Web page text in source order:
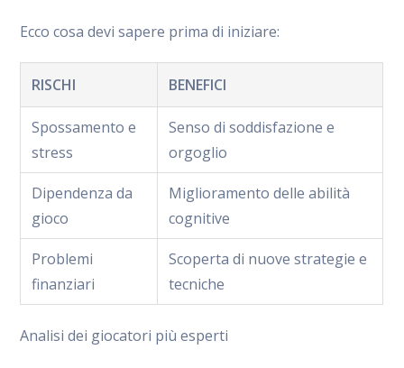
Ecco cosa devi sapere prima di iniziare:
RISCHI BENEFICI
Spossamento e
stress
Senso di soddisfazione e
orgoglio
Dipendenza da
gioco
Miglioramento delle abilità
cognitive
Problemi
finanziari
Scoperta di nuove strategie e
tecniche
Analisi dei giocatori più esperti